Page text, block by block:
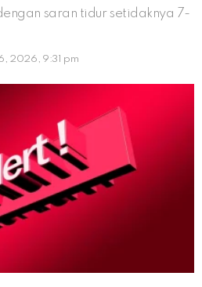
saran tidur setidaknya 7-
2026, 9:31 pm